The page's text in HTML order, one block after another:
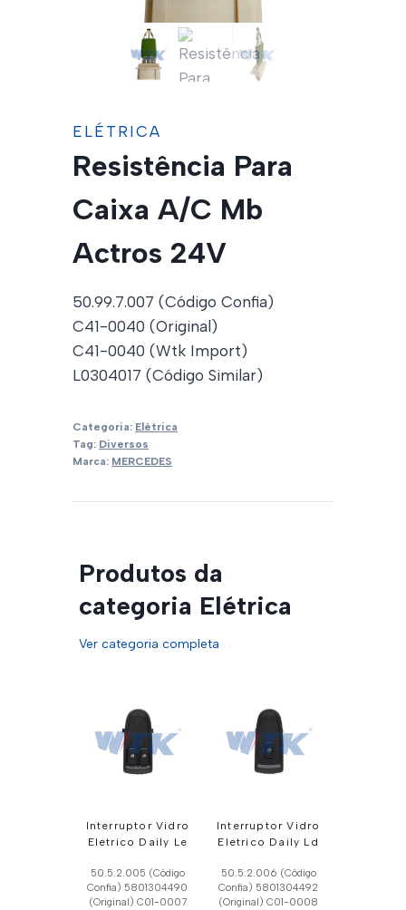
ELÉTRICA
Resistência Para
Caixa A/C Mb
Actros 24V
50.99.7.007 (Código Confia)
C41-0040 (Original)
C41-0040 (Wtk Import)
L0304017 (Código Similar)
Categoria: Elétrica
Tag: Diversos
Marca: MERCEDES
Produtos da
categoria Elétrica
Ver categoria completa
Interruptor Vidro
Eletrico Daily Le
50.5.2.005 (Código
Confia) 5801304490
(Original) C01-0007
Interruptor Vidro
Eletrico Daily Ld
50.5.2.006 (Código
Confia) 5801304492
(Original) C01-0008